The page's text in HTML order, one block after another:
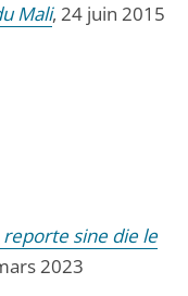
Mali, 24 juin 2015
sine die le
2023